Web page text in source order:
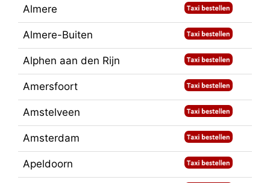
Almere
Almere-Buiten
Alphen aan den Rijn
Amersfoort
Amstelveen
Amsterdam
Apeldoorn